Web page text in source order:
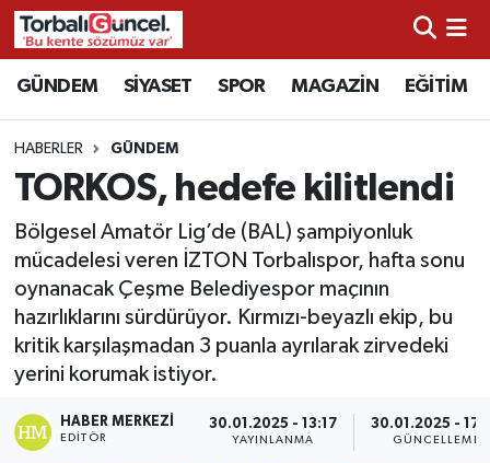
GÜNDEM SİYASET SPOR MAGAZİN EĞİTİM
HABERLER GÜNDEM
TORKOS, hedefe kilitlendi
Bölgesel Amatör Lig’de (BAL) şampiyonluk
mücadelesi veren İZTON Torbalıspor, hafta sonu
oynanacak Çeşme Belediyespor maçının
hazırlıklarını sürdürüyor. Kırmızı-beyazlı ekip, bu
kritik karşılaşmadan 3 puanla ayrılarak zirvedeki
yerini korumak istiyor.
HABER MERKEZI
EDITÖR
30.01.2025 - 13:17
YAYINLANMA
30.01.2025 -
GÜNCELLEME
İzmir Nöbetçi Eczaneler
İzmir Hava Durumu
İzmir Namaz Vakitleri
İzmir Trafik Yoğunluk Haritası
Süper Lig Puan Durumu ve Fikstür
Tüm Manşetler
Son Dakika Haberleri